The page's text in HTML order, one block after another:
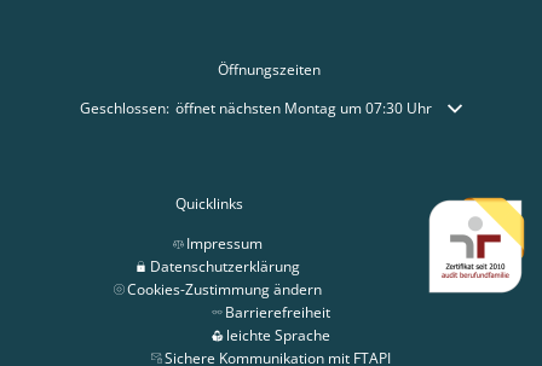
Öffnungszeiten
Klicken, um weitere Öffnungs- oder Schließzeiten auszublenden
Geschlossen: öffnet nächsten Montag um 07:30 Uhr
Quicklinks
Impressum
Datenschutzerklärung
Cookies-Zustimmung ändern
Barrierefreiheit
leichte Sprache
Sichere Kommunikation mit FTAPI